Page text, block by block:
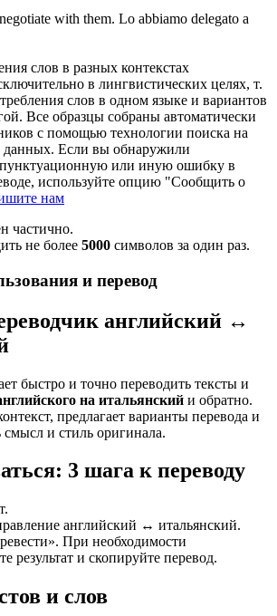
with them. Lo abbiamo delegato a
слов в разных контекстах
в лингвистических целях, т.
слов в одном языке и вариантов
Все образцы собраны автоматически
с помощью технологии поиска на
данных. Если вы обнаружили
или иную ошибку в
используйте опцию "Сообщить о
нам
частично.
не более 5000 символов за один раз.
и перевод
английский ↔
быстро и точно переводить тексты и
на итальянский и обратно.
предлагает варианты перевода и
смысл и стиль оригинала.
3 шага к переводу
английский ↔ итальянский.
При необходимости
результат и скопируйте перевод.
и слов